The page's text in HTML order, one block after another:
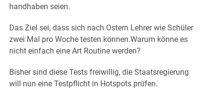
handhaben seien.
Das Ziel sei, dass sich nach Ostern Lehrer wie Schüler
zwei Mal pro Woche testen können.Warum könne es
nicht einfach eine Art Routine werden?
Bisher sind diese Tests freiwillig, die Staatsregierung
will nun eine Testpflicht in Hotspots prüfen.